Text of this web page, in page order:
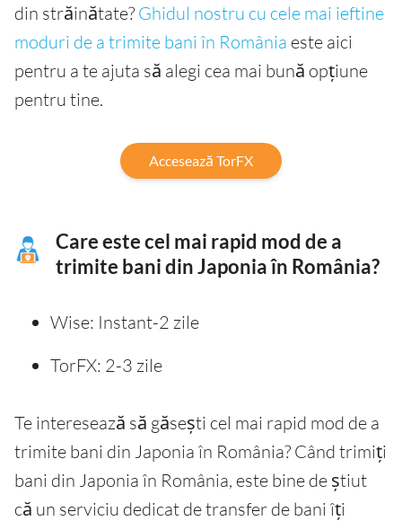
din străinătate? Ghidul nostru cu cele mai ieftine
moduri de a trimite bani în România este aici
pentru a te ajuta să alegi cea mai bună opțiune
pentru tine.
Accesează TorFX
Care este cel mai rapid mod de a
trimite bani din Japonia în România?
Wise: Instant-2 zile
TorFX: 2-3 zile
Te interesează să găsești cel mai rapid mod de a
trimite bani din Japonia în România? Când trimiți
bani din Japonia în România, este bine de știut
că un serviciu dedicat de transfer de bani îți